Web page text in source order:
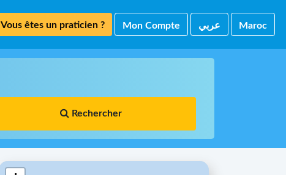
Vous êtes un praticien ? Mon Compte ﻋﺮﺑﻲ Maroc
Rechercher